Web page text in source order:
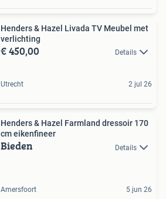
Henders & Hazel Livada TV Meubel met
verlichting
€ 450,00 Details
Utrecht 2 jul 26
Henders & Hazel Farmland dressoir 170
cm eikenfineer
Bieden Details
Amersfoort 5 jun 26